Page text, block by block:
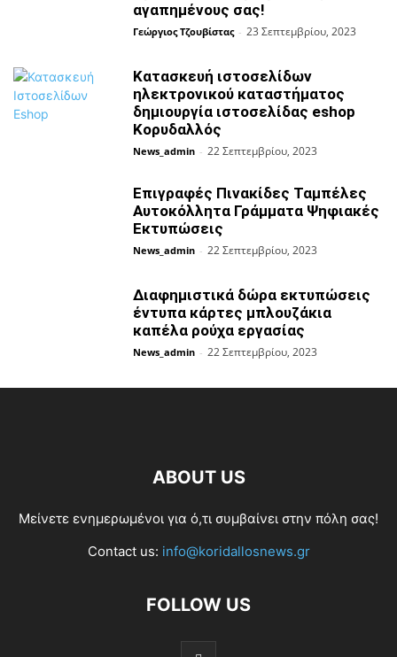
αγαπημένους σας!
Γεώργιος Τζουβίστας - 23 Σεπτεμβρίου, 2023
Κατασκευή ιστοσελίδων
ηλεκτρονικού καταστήματος
δημιουργία ιστοσελίδας eshop
Κορυδαλλός
News_admin - 22 Σεπτεμβρίου, 2023
Επιγραφές Πινακίδες Ταμπέλες
Αυτοκόλλητα Γράμματα Ψηφιακές
Εκτυπώσεις
News_admin - 22 Σεπτεμβρίου, 2023
Διαφημιστικά δώρα εκτυπώσεις
έντυπα κάρτες μπλουζάκια
καπέλα ρούχα εργασίας
News_admin - 22 Σεπτεμβρίου, 2023
ABOUT US
Μείνετε ενημερωμένοι για ό,τι συμβαίνει στην πόλη σας!
Contact us: info@koridallosnews.gr
FOLLOW US